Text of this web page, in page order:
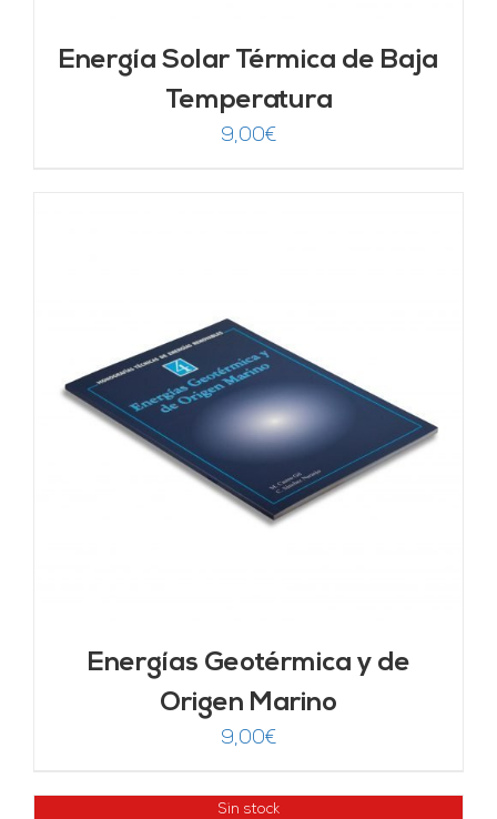
Energía Solar Térmica de Baja
Temperatura
9,00€
Energías Geotérmica y de
Origen Marino
9,00€
Sin stock